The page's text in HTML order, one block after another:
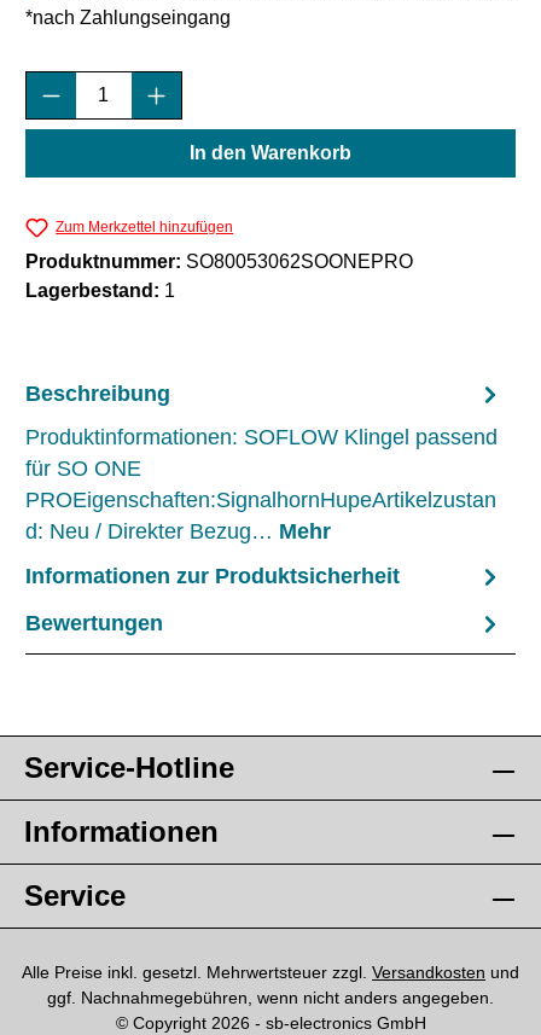
*nach Zahlungseingang
Produkt Anzahl: Gib den gewünschten
In den Warenkorb
Zum Merkzettel hinzufügen
Produktnummer: SO80053062SOONEPRO
Lagerbestand: 1
Beschreibung
Produktinformationen: SOFLOW Klingel passend
für SO ONE
PROEigenschaften:SignalhornHupeArtikelzustan
d: Neu / Direkter Bezug… Mehr
Informationen zur Produktsicherheit
Bewertungen
Service-Hotline
Informationen
Service
Alle Preise inkl. gesetzl. Mehrwertsteuer zzgl. Versandkosten und
ggf. Nachnahmegebühren, wenn nicht anders angegeben.
© Copyright 2026 - sb-electronics GmbH